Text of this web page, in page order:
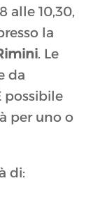
alle 10,30,
la
. Le
da
possibile
per uno o
di: